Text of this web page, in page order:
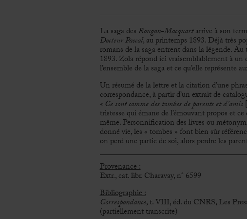
La saga desRougon-Macquartarrive à son
Docteur Pascal, au printemps 1893. Déjà très
romans de la saga entrent dans la légende.
1893. Zola répond ici vraisemblablement à
l’ensemble de la saga et ce qu’elle représente
Un résumé de la lettre et la citation d’une
correspondance, à partir d’un extrait de
« Ce sont comme des tombesde parents et d’amis
tristesse qui émane de l’émouvant propos et
même. Personnification des livres ou
donné vie, les « tombes » font bien sûr
on perd une partie de soi, alors perdre les
Provenance :
Extr., cat. libr. Charavay, n° 6599
Bibliographie :
Correspondance, t. VIII, éd. du CNRS, Les
(partiellement transcrite)